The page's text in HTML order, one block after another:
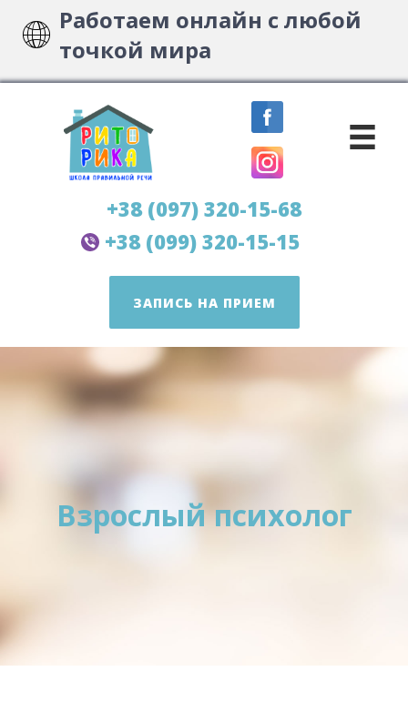
Работаем онлайн с любой
точкой мира
+38 (097) 320-15-68
+38 (099) 320-15-15
ЗАПИСЬ НА ПРИЕМ
Взрослый психолог